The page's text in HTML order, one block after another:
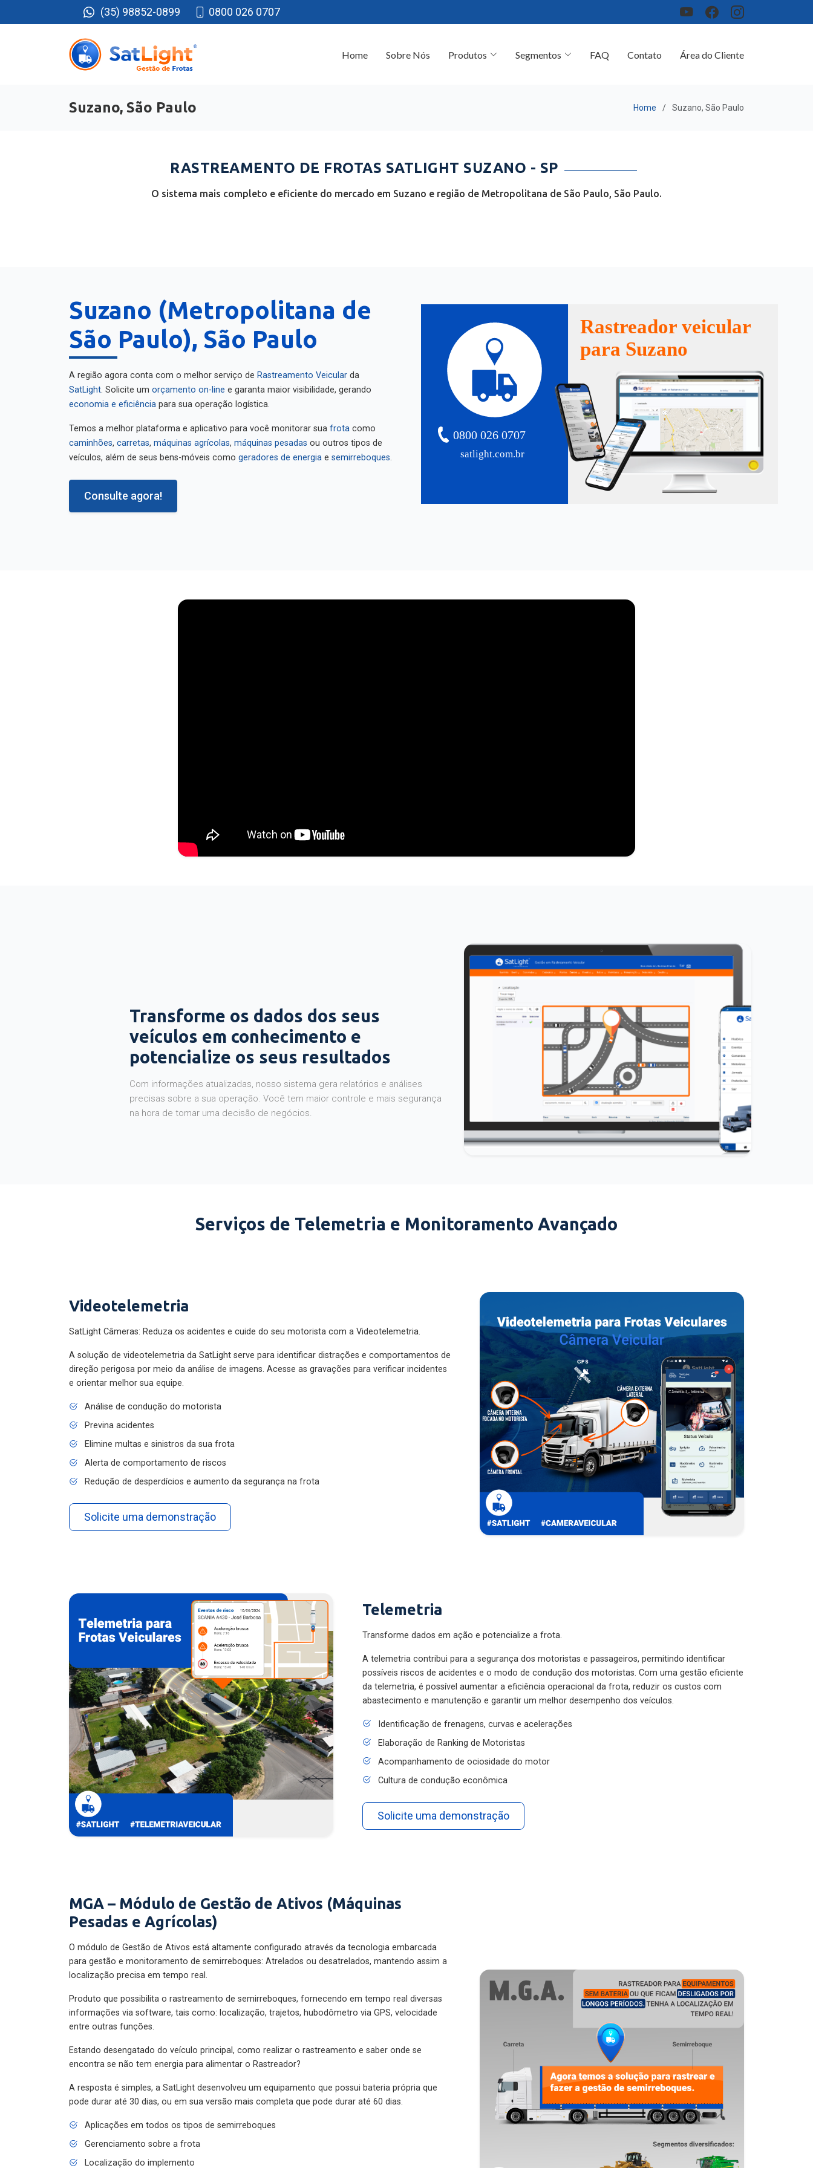
(35) 98852-0899 0800 026 0707
Home Sobre Nós Produtos Segmentos FAQ Contato Área do Cliente
Suzano, São Paulo Home Suzano, São Paulo
RASTREAMENTO DE FROTAS SATLIGHT SUZANO - SP
O sistema mais completo e eficiente do mercado em Suzano e região de Metropolitana de São Paulo, São Paulo.
Suzano (Metropolitana de
São Paulo), São Paulo
A região agora conta com o melhor serviço de Rastreamento Veicular da
SatLight. Solicite um orçamento on-line e garanta maior visibilidade, gerando
economia e eficiência para sua operação logística.
Temos a melhor plataforma e aplicativo para você monitorar sua frota como
caminhões, carretas, máquinas agrícolas, máquinas pesadas ou outros tipos de
veículos, além de seus bens-móveis como geradores de energia e semirreboques.
Consulte agora!
satlight.com.br
0800 026 0707
Rastreador veicular
para Suzano
Transforme os dados dos seus
veículos em conhecimento e
potencialize os seus resultados
Com informações atualizadas, nosso sistema gera relatórios e análises
precisas sobre a sua operação. Você tem maior controle e mais segurança
na hora de tomar uma decisão de negócios.
Serviços de Telemetria e Monitoramento Avançado
Videotelemetria
SatLight Câmeras: Reduza os acidentes e cuide do seu motorista com a Videotelemetria.
A solução de videotelemetria da SatLight serve para identificar distrações e comportamentos de
direção perigosa por meio da análise de imagens. Acesse as gravações para verificar incidentes
e orientar melhor sua equipe.
Análise de condução do motorista
Previna acidentes
Elimine multas e sinistros da sua frota
Alerta de comportamento de riscos
Redução de desperdícios e aumento da segurança na frota
Solicite uma demonstração
Telemetria
Transforme dados em ação e potencialize a frota.
A telemetria contribui para a segurança dos motoristas e passageiros, permitindo identificar
possíveis riscos de acidentes e o modo de condução dos motoristas. Com uma gestão eficiente
da telemetria, é possível aumentar a eficiência operacional da frota, reduzir os custos com
abastecimento e manutenção e garantir um melhor desempenho dos veículos.
Identificação de frenagens, curvas e acelerações
Elaboração de Ranking de Motoristas
Acompanhamento de ociosidade do motor
Cultura de condução econômica
Solicite uma demonstração
MGA – Módulo de Gestão de Ativos (Máquinas
Pesadas e Agrícolas)
O módulo de Gestão de Ativos está altamente configurado através da tecnologia embarcada
para gestão e monitoramento de semirreboques: Atrelados ou desatrelados, mantendo assim a
localização precisa em tempo real.
Produto que possibilita o rastreamento de semirreboques, fornecendo em tempo real diversas
informações via software, tais como: localização, trajetos, hubodômetro via GPS, velocidade
entre outras funções.
Estando desengatado do veículo principal, como realizar o rastreamento e saber onde se
encontra se não tem energia para alimentar o Rastreador?
A resposta é simples, a SatLight desenvolveu um equipamento que possui bateria própria que
pode durar até 30 dias, ou em sua versão mais completa que pode durar até 60 dias.
Aplicações em todos os tipos de semirreboques
Gerenciamento sobre a frota
Localização do implemento